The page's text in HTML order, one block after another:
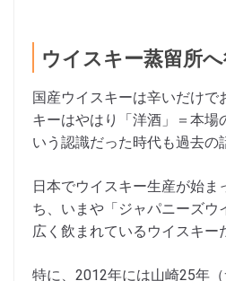
ウイスキー蒸留所
国産ウイスキーは辛いだけで
キーはやはり「洋酒」＝本場
いう認識だった時代も過去の
日本でウイスキー生産が始ま
ち、いまや「ジャパニーズウ
広く飲まれているウイスキー
特に、2012年には山崎25年